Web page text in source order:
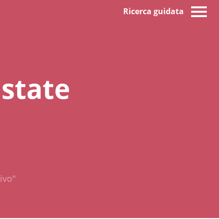
Ricerca guidata